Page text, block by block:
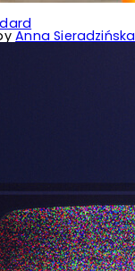
Anna Sieradzińska